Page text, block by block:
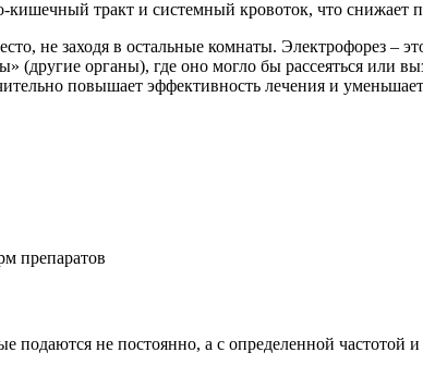
кишечный тракт и системный кровоток, что снижает
не заходя в остальные комнаты. Электрофорез –
(другие органы), где оно могло бы рассеяться или
повышает эффективность лечения и
препаратов
не постоянно, а с определенной частотой